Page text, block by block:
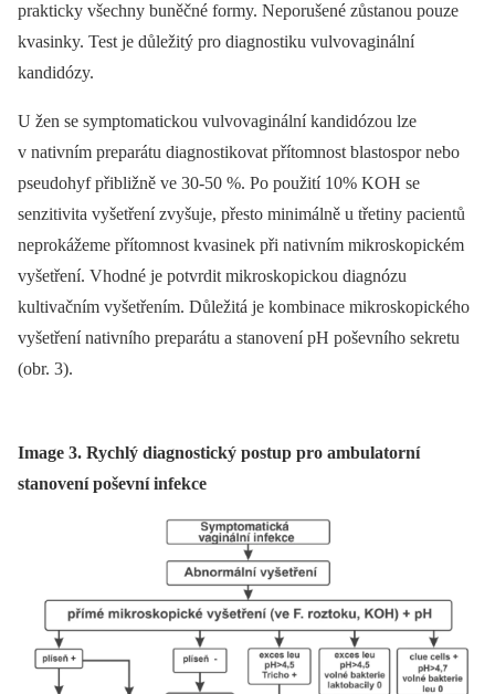
prakticky všechny buněčné formy. Neporušené zůstanou pouze
kvasinky. Test je důležitý pro diagnostiku vulvovaginální
kandidózy.
U žen se symptomatickou vulvovaginální kandidózou lze
v nativním preparátu diagnostikovat přítomnost blastospor nebo
pseudohyf přibližně ve 30-50 %. Po použití 10% KOH se
senzitivita vyšetření zvyšuje, přesto minimálně u třetiny pacientů
neprokážeme přítomnost kvasinek při nativním mikroskopickém
vyšetření. Vhodné je potvrdit mikroskopickou diagnózu
kultivačním vyšetřením. Důležitá je kombinace mikroskopického
vyšetření nativního preparátu a stanovení pH poševního sekretu
(obr. 3).
Image 3. Rychlý diagnostický postup pro ambulatorní
stanovení poševní infekce